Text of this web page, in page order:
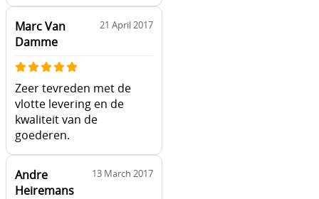
Marc Van
Damme
21 April 2017
Zeer tevreden met de
vlotte levering en de
kwaliteit van de
goederen.
Andre
Heiremans
13 March 2017